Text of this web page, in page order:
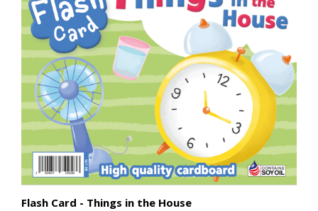
Flash Card - Things in the House